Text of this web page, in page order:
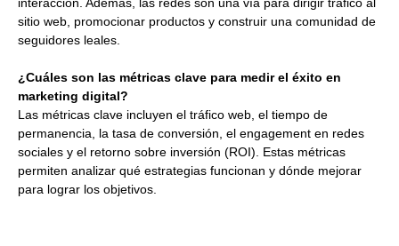
sitio web, promocionar productos y construir una comunidad de
seguidores leales.
¿Cuáles son las métricas clave para medir el éxito en
marketing digital?
Las métricas clave incluyen el tráfico web, el tiempo de
permanencia, la tasa de conversión, el engagement en redes
sociales y el retorno sobre inversión (ROI). Estas métricas
permiten analizar qué estrategias funcionan y dónde mejorar
para lograr los objetivos.